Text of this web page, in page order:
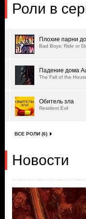
Роли в
Плохие парни
Bad Boys: Ride or
Падение дома
The Fall of the
Обитель зла
Resident Evil
ВСЕ РОЛИ (6)
Новости